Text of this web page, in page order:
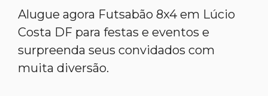
Alugue agora Futsabão 8x4 em Lúcio
Costa DF para festas e eventos e
surpreenda seus convidados com
muita diversão.